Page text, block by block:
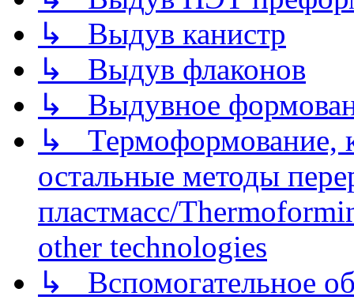
↳ Выдув канистр
↳ Выдув флаконов
↳ Выдувное
↳ Термоформование,
остальные методы
пластмасс/
other technologies
↳ Вспомогательное